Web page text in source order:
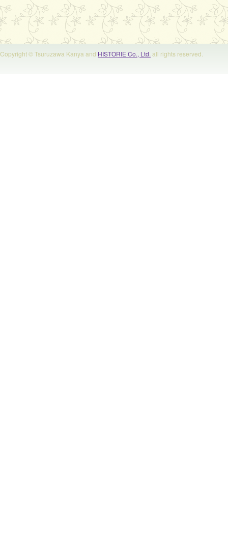
Copyright © Tsuruzawa Kanya and HISTORIE Co., Ltd. all rights reserved.